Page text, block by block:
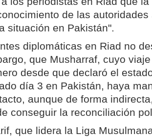
de las
situación en Pakistán".
diplomáticas en Riad no
que Musharraf, cuyo
desde que declaró el
día 3 en Pakistán, haya
aunque de forma
conseguir la reconciliación
que lidera la Liga